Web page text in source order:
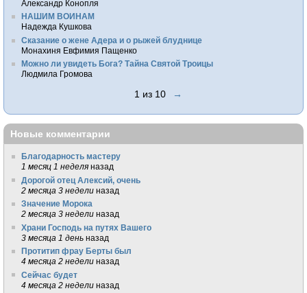
Александр Конопля
НАШИМ ВОИНАМ
Надежда Кушкова
Сказание о жене Адера и о рыжей блуднице
Монахиня Евфимия Пащенко
Можно ли увидеть Бога? Тайна Святой Троицы
Людмила Громова
1 из 10 →
Новые комментарии
Благодарность мастеру
1 месяц 1 неделя назад
Дорогой отец Алексий, очень
2 месяца 3 недели назад
Значение Морока
2 месяца 3 недели назад
Храни Господь на путях Вашего
3 месяца 1 день назад
Протитип фрау Берты был
4 месяца 2 недели назад
Сейчас будет
4 месяца 2 недели назад